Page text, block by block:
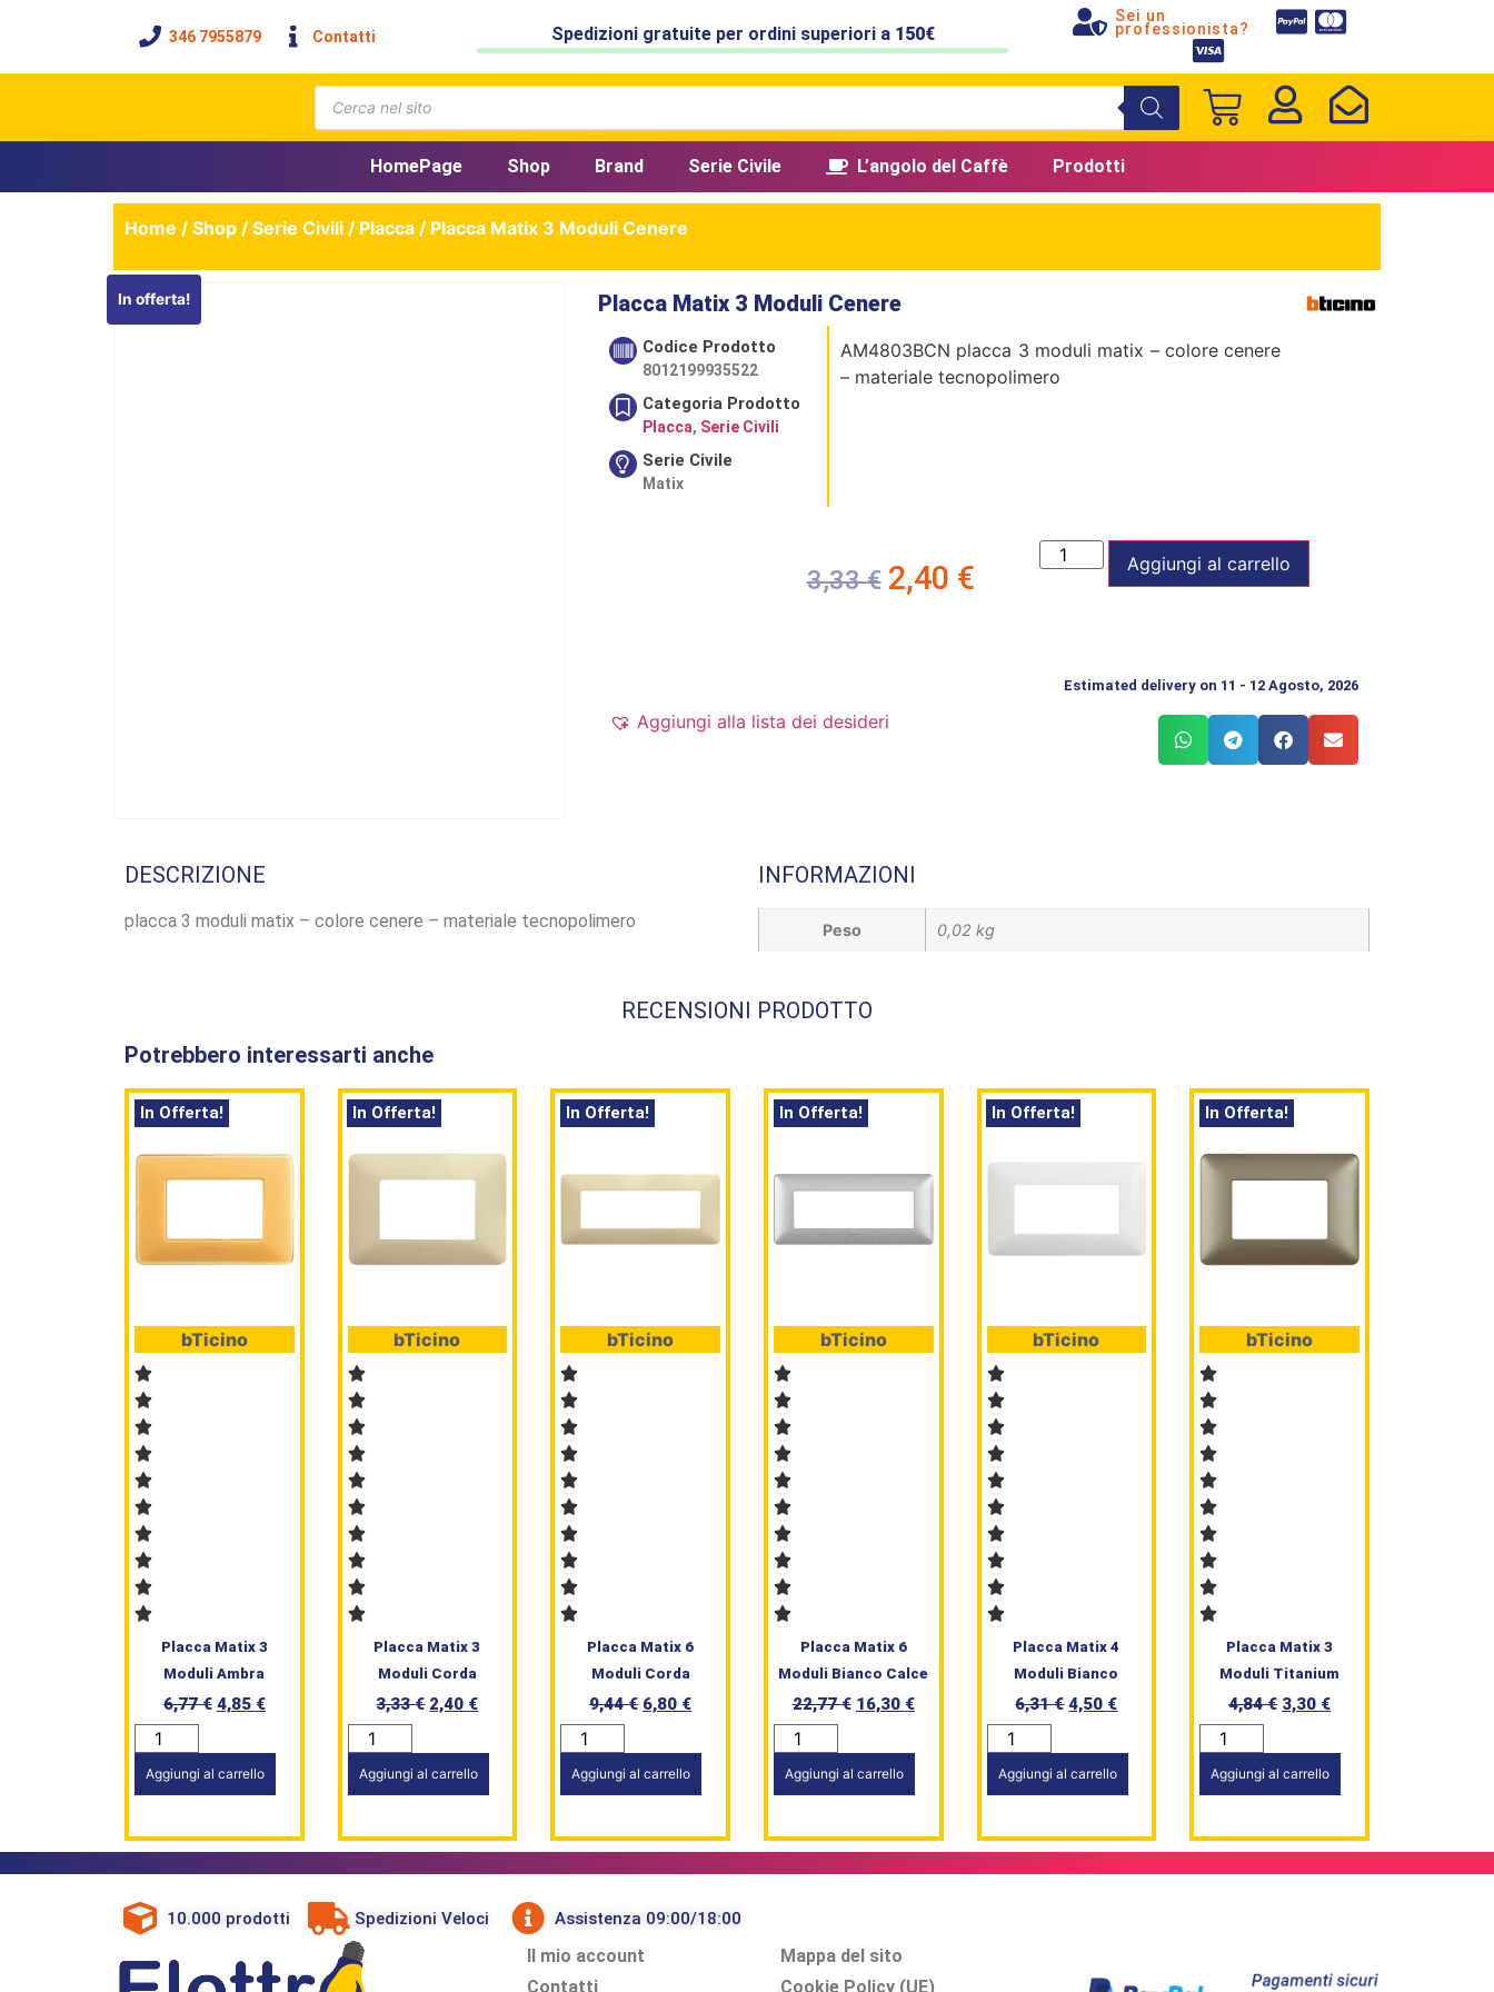
346 7955879 Contatti Spedizioni gratuite per ordini superiori a 150€
Sei un
professionista?
HomePage Shop Brand Serie Civile L’angolo del Caffè Prodotti
Home / Shop / Serie Civili / Placca / Placca Matix 3 Moduli Cenere
In offerta! Placca Matix 3 Moduli Cenere
Codice Prodotto
8012199935522
Categoria Prodotto
Placca, Serie Civili
Serie Civile
Matix
AM4803BCN placca 3 moduli matix – colore cenere
– materiale tecnopolimero
3,33€ 2,40 € Aggiungi al carrello
Aggiungi alla lista dei desideri
Estimated delivery on 11 - 12 Agosto, 2026
DESCRIZIONE
placca 3 moduli matix – colore cenere – materiale tecnopolimero
INFORMAZIONI
Peso 0,02 kg
RECENSIONI PRODOTTO
Potrebbero interessarti anche
In Offerta!
bTicino
Placca Matix 3
Moduli Ambra
6,77€ 4,85 €
Aggiungi al carrello
In Offerta!
bTicino
Placca Matix 3
Moduli Corda
3,33€ 2,40 €
Aggiungi al carrello
In Offerta!
bTicino
Placca Matix 6
Moduli Corda
9,44€ 6,80 €
Aggiungi al carrello
In Offerta!
bTicino
Placca Matix 6
Moduli Bianco Calce
22,77€ 16,30 €
Aggiungi al carrello
In Offerta!
bTicino
Placca Matix 4
Moduli Bianco
6,31€ 4,50 €
Aggiungi al carrello
In Offerta!
bTicino
Placca Matix 3
Moduli Titanium
4,84€ 3,30 €
Aggiungi al carrello
10.000 prodotti Spedizioni Veloci Assistenza 09:00/18:00
Il mio account
Contatti
Mappa del sito
Cookie Policy (UE)